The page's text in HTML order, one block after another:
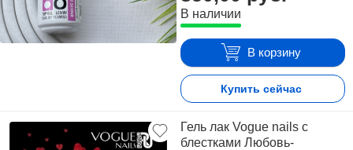
В наличии
В корзину
Купить сейчас
Гель лак Vogue nails с
блестками Любовь-